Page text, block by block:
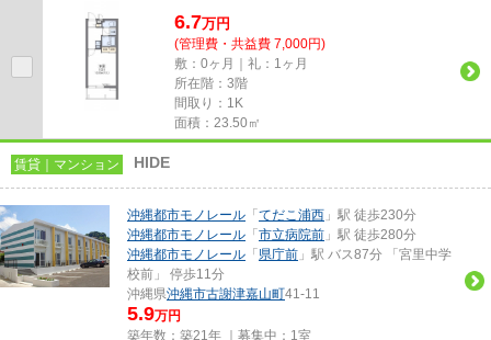
6.7万円
(管理費・共益費 7,000円)
敷：0ヶ月｜礼：1ヶ月
所在階：3階
間取り：1K
面積：23.50㎡
賃貸｜マンション HIDE
沖縄都市モノレール 「 てだこ浦西 」駅 徒歩230分
沖縄都市モノレール 「 市立病院前 」駅 徒歩280分
沖縄都市モノレール 「 県庁前 」駅 バス87分 「宮里中学
校前」 停歩11分
沖縄県沖縄市古謝津嘉山町41-11
5.9万円
築年数：築21年 ｜募集中： 1室